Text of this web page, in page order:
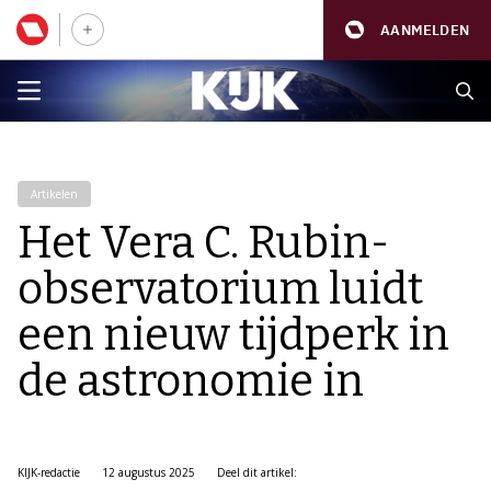
AANMELDEN
Artikelen
Het Vera C. Rubin-
observatorium luidt
een nieuw tijdperk in
de astronomie in
KIJK-redactie 12 augustus 2025 Deel dit artikel: